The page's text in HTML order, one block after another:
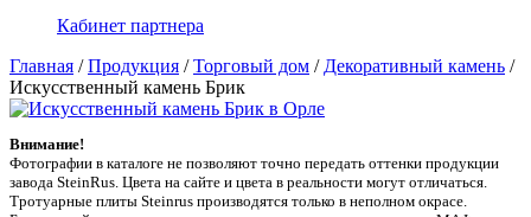
Кабинет партнера
Главная /Продукция /Торговый дом / Декоративный камень /
Искусственный камень Брик
Внимание!
Фотографии в каталоге не позволяют точно передать оттенки продукции
заводa SteinRus. Цвета на сайте и цвета в реальности могут отличаться.
Тротуарные плиты Steinrus производятся только в неполном окрасе.